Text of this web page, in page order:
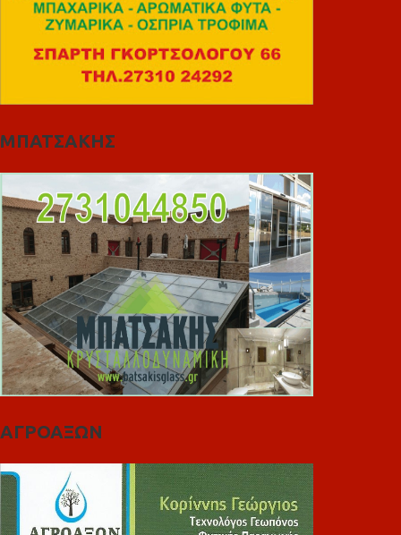
ΜΠΑΤΣΑΚΗΣ
ΑΓΡΟΑΞΩΝ